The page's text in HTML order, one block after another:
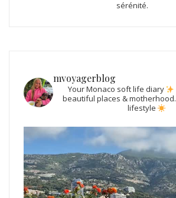
sérénité.
mvoyagerblog
Your Monaco soft life diary
beautiful places & motherhood.
lifestyle